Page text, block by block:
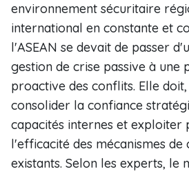
environnement sécuritaire
international en constante et
l'ASEAN se devait de passer
gestion de crise passive à une
proactive des conflits. Elle
consolider la confiance
capacités internes et exploiter
l'efficacité des mécanismes
existants. Selon les experts, le